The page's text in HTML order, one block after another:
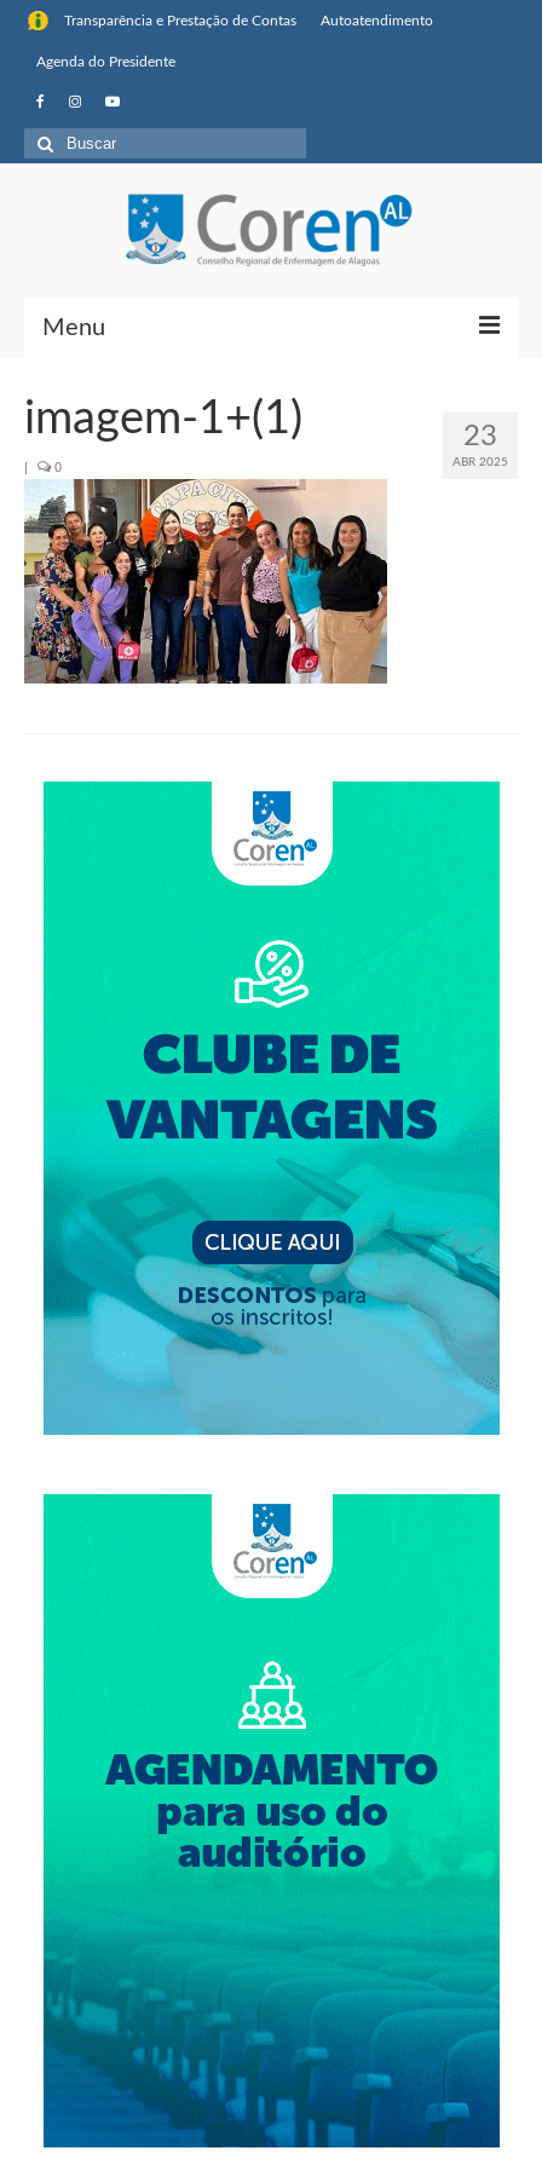
Transparência e Prestação de Contas Autoatendimento
Agenda do Presidente
Buscar
por:
Menu
Sobre o Coren-AL
Missão, visão de futuro e valores
Organograma
Conselheiros e Diretoria
Câmaras Técnicas
Transparência e Prestação de Contas
Eleições Triênio 2027-2029
Eleições Anteriores
Agenda do presidente
Eleições
Fiscalização
Responsabilidade Técnica
Legislações
Decisões
Portarias
Resoluções
Censura Pública
Procedimento para registro
Clube de Vantagens
Valores dos serviços
Reserva de auditório
Notícias
Ouvidoria
Contatos
Fale Conosco
NEP
23
ABR 2025
imagem-1+(1)
| 0